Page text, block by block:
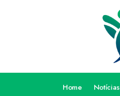
Home Notícias